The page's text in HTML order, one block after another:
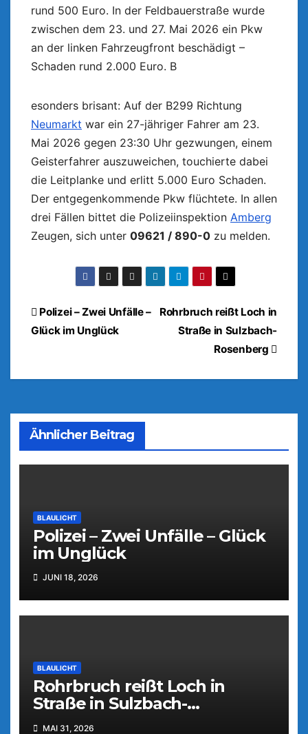
rund 500 Euro. In der Feldbauerstraße wurde
zwischen dem 23. und 27. Mai 2026 ein Pkw
an der linken Fahrzeugfront beschädigt –
Schaden rund 2.000 Euro. B
esonders brisant: Auf der B299 Richtung
Neumarkt war ein 27-jähriger Fahrer am 23.
Mai 2026 gegen 23:30 Uhr gezwungen, einem
Geisterfahrer auszuweichen, touchierte dabei
die Leitplanke und erlitt 5.000 Euro Schaden.
Der entgegenkommende Pkw flüchtete. In allen
drei Fällen bittet die Polizeiinspektion Amberg
Zeugen, sich unter 09621 / 890-0 zu melden.
Beitragsnavigation
Rohrbruch reißt Loch in
Straße in Sulzbach-
Rosenberg
Polizei – Zwei Unfälle –
Glück im Unglück
Ähnlicher Beitrag
BLAULICHT
Polizei – Zwei Unfälle – Glück
im Unglück
JUNI 18, 2026
BLAULICHT
Rohrbruch reißt Loch in
Straße in Sulzbach-
Rosenberg
MAI 31, 2026